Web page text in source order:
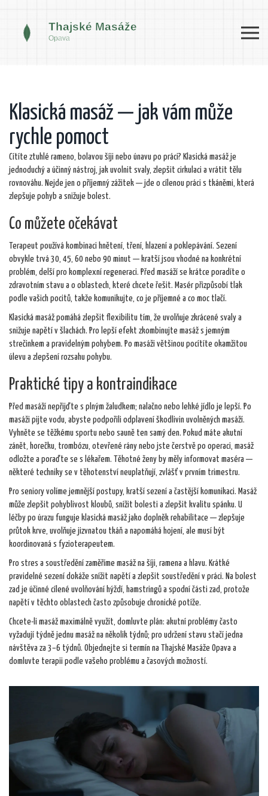
Klasická masáž — jak vám může
rychle pomoct
Cítíte ztuhlé rameno, bolavou šíji nebo únavu po práci? Klasická masáž je
jednoduchý a účinný nástroj, jak uvolnit svaly, zlepšit cirkulaci a vrátit tělu
rovnováhu. Nejde jen o příjemný zážitek — jde o cílenou práci s tkáněmi, která
zlepšuje pohyb a snižuje bolest.
Co můžete očekávat
Terapeut používá kombinaci hnětení, tření, hlazení a poklepávání. Sezení
obvykle trvá 30, 45, 60 nebo 90 minut — kratší jsou vhodné na konkrétní
problém, delší pro komplexní regeneraci. Před masáží se krátce poradíte o
zdravotním stavu a o oblastech, které chcete řešit. Masér přizpůsobí tlak
podle vašich pocitů, takže komunikujte, co je příjemné a co moc tlačí.
Klasická masáž pomáhá zlepšit flexibilitu tím, že uvolňuje zkrácené svaly a
snižuje napětí v šlachách. Pro lepší efekt zkombinujte masáž s jemným
strečinkem a pravidelným pohybem. Po masáži většinou pocítíte okamžitou
úlevu a zlepšení rozsahu pohybu.
Praktické tipy a kontraindikace
Před masáží nepřijďte s plným žaludkem; nalačno nebo lehké jídlo je lepší. Po
masáži pijte vodu, abyste podpořili odplavení škodlivin uvolněných masáží.
Vyhněte se těžkému sportu nebo sauně ten samý den. Pokud máte akutní
zánět, horečku, trombózu, otevřené rány nebo jste čerstvě po operaci, masáž
odložte a poraďte se s lékařem. Těhotné ženy by měly informovat maséra —
některé techniky se v těhotenství neuplatňují, zvlášť v prvním trimestru.
Pro seniory volíme jemnější postupy, kratší sezení a častější komunikaci. Masáž
může zlepšit pohyblivost kloubů, snížit bolesti a zlepšit kvalitu spánku. U
léčby po úrazu funguje klasická masáž jako doplněk rehabilitace — zlepšuje
průtok krve, uvolňuje jizvnatou tkáň a napomáhá hojení, ale musí být
koordinovaná s fyzioterapeutem.
Pro stres a soustředění zaměříme masáž na šíji, ramena a hlavu. Krátké
pravidelné sezení dokáže snížit napětí a zlepšit soustředění v práci. Na bolest
zad je účinné cílené uvolňování hýždí, hamstringů a spodní části zad, protože
napětí v těchto oblastech často způsobuje chronické potíže.
Chcete-li masáž maximálně využít, domluvte plán: akutní problémy často
vyžadují týdně jednu masáž na několik týdnů; pro udržení stavu stačí jedna
návštěva za 3–6 týdnů. Objednejte si termín na Thajské Masáže Opava a
domluvte terapii podle vašeho problému a časových možností.